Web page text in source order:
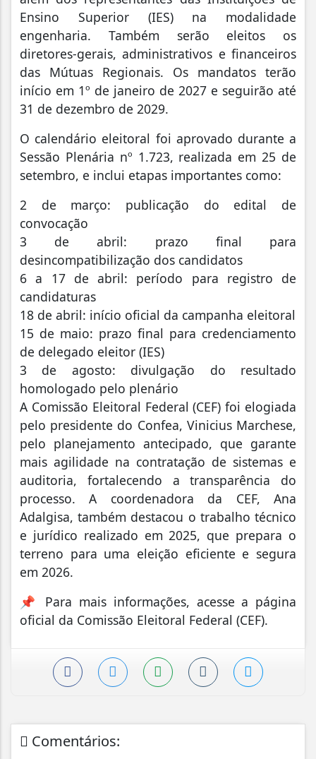
Ensino Superior (IES) na modalidade
engenharia. Também serão eleitos os
diretores-gerais, administrativos e financeiros
das Mútuas Regionais. Os mandatos terão
início em 1º de janeiro de 2027 e seguirão até
31 de dezembro de 2029.
O calendário eleitoral foi aprovado durante a
Sessão Plenária nº 1.723, realizada em 25 de
setembro, e inclui etapas importantes como:
2 de março: publicação do edital de
convocação
3 de abril: prazo final para
desincompatibilização dos candidatos
6 a 17 de abril: período para registro de
candidaturas
18 de abril: início oficial da campanha eleitoral
15 de maio: prazo final para credenciamento
de delegado eleitor (IES)
3 de agosto: divulgação do resultado
homologado pelo plenário
A Comissão Eleitoral Federal (CEF) foi elogiada
pelo presidente do Confea, Vinicius Marchese,
pelo planejamento antecipado, que garante
mais agilidade na contratação de sistemas e
auditoria, fortalecendo a transparência do
processo. A coordenadora da CEF, Ana
Adalgisa, também destacou o trabalho técnico
e jurídico realizado em 2025, que prepara o
terreno para uma eleição eficiente e segura
em 2026.
📌 Para mais informações, acesse a página
oficial da Comissão Eleitoral Federal (CEF).
Comentários: